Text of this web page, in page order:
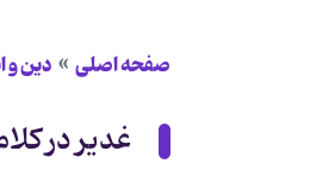
صفحه اصلی دین و
غدیر در